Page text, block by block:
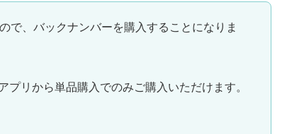
で、バックナンバーを購入することになりま
リから単品購入でのみご購入いただけます。